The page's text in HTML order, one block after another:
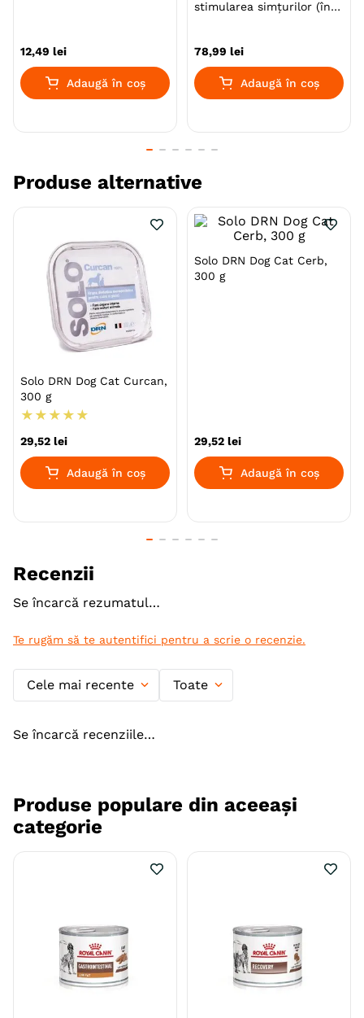
Nu contine conservanti, coloranti sau stimulenti
Aliment monoproteic gustos, sanatos, usor
digerabil, cu grad de absorbtie ridicat.
Avantajele hranirii cu DRN Solo Diet
Fara Gluten.
Specie
Talie
Aroma Pasare
Producator DRN
12,49 lei
Adaugă în coș
stimularea simțurilor (în
78,99 lei
Adaugă în coș
Produse alternative
Solo DRN Dog Cat Curcan,
300 g
★ ★ ★ ★ ★
29,52 lei
Adaugă în coș
Solo DRN Dog Cat Cerb,
300 g
29,52 lei
Adaugă în coș
Recenzii
Se încarcă rezumatul…
Te rugăm să te autentifici pentru a scrie o recenzie.
Cele mai recente Toate
Se încarcă recenziile…
Produse populare din aceeași
categorie